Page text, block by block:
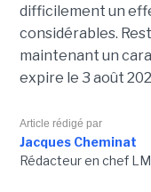
difficilement un
considérables.
maintenant un
expire le 3 août
Article rédigé par
Jacques Cheminat
Rédacteur en chef